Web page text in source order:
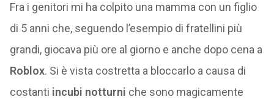
Fra i genitori mi ha colpito una mamma con un figlio
di 5 anni che, seguendo l’esempio di fratellini più
grandi, giocava più ore al giorno e anche dopo cena a
Roblox. Si è vista costretta a bloccarlo a causa di
costanti incubi notturni che sono magicamente